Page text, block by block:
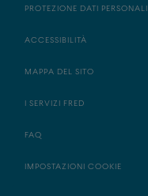
PROTEZIONE DATI PERSONALI
ACCESSIBILITÀ
MAPPA DEL SITO
I SERVIZI FRED
FAQ
IMPOSTAZIONI COOKIE